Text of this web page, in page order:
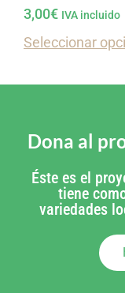
3,00€ IVA incluido
Seleccionar
Dona al
Éste es el
tiene
variedades